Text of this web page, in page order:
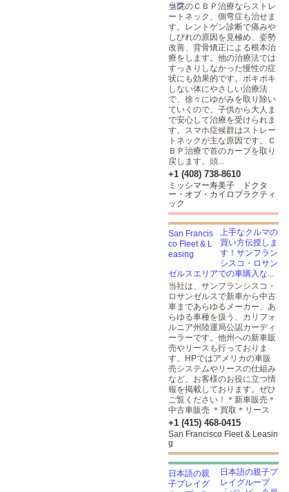
当院のＣＢＰ治療ならストレ
ートネック、側弯症も治せま
す。レントゲン診断で痛みや
しびれの原因を見極め、姿勢
改善、背骨矯正による根本治
療をします。他の治療法では
すっきりしなかった慢性の症
状にも効果的です。ボキボキ
しない体にやさしい治療法
で、徐々にゆがみを取り除い
ていくので、子供から大人ま
で安心して治療を受けられま
す。スマホ症候群はストレー
トネックが主な原因です。Ｃ
ＢＰ治療で首のカーブを取り
戻します。頭...
+1 (408) 738-8610
ミッシマー寿美子 ドクタ
ー・オブ・カイロプラクティ
ック
上手なクルマの
買い方伝授しま
す！サンフラン
シスコ・ロサン
ゼルスエリアでの車購入な...
当社は、サンフランシスコ・
ロサンゼルスで新車から中古
車まであらゆるメーカー、あ
らゆる車種を扱う、カリフォ
ルニア州陸運局公認カーディ
ーラーです。他州への新車販
売やリースも行っておりま
す。HPではアメリカの車販
売システムやリースの仕組み
など、お客様のお役に立つ情
報を掲載しております。ぜひ
ご覧ください！＊新車販売＊
中古車販売 ＊買取＊リース
+1 (415) 468-0415
San Francisco Fleet & Leasin
g
日本語の親子プ
レイグループ